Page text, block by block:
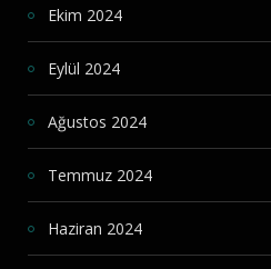
Ekim 2024
Eylül 2024
Ağustos 2024
Temmuz 2024
Haziran 2024